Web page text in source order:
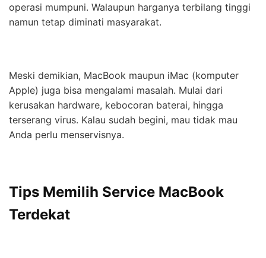
operasi mumpuni. Walaupun harganya terbilang tinggi
namun tetap diminati masyarakat.
Meski demikian, MacBook maupun iMac (komputer
Apple) juga bisa mengalami masalah. Mulai dari
kerusakan hardware, kebocoran baterai, hingga
terserang virus. Kalau sudah begini, mau tidak mau
Anda perlu menservisnya.
Tips Memilih Service MacBook
Terdekat